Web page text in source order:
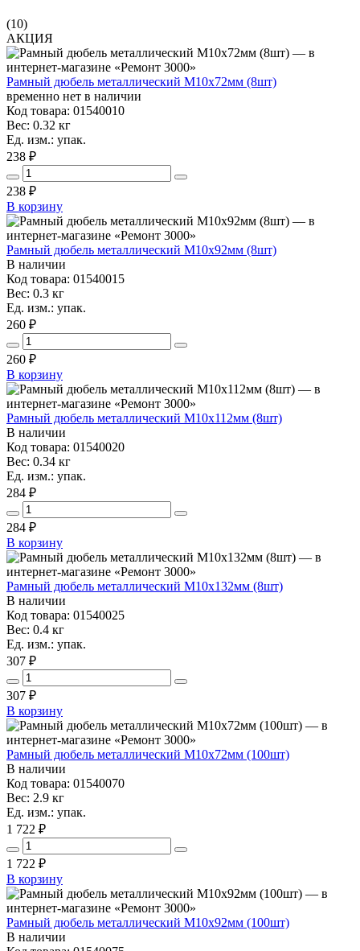
(10)
АКЦИЯ
Рамный дюбель металлический М10х72мм (8шт)
временно нет в наличии
Код товара: 01540010
Вес: 0.32 кг
Ед. изм.: упак.
238 ₽
238 ₽
В корзину
Рамный дюбель металлический М10х92мм (8шт)
В наличии
Код товара: 01540015
Вес: 0.3 кг
Ед. изм.: упак.
260 ₽
260 ₽
В корзину
Рамный дюбель металлический М10х112мм (8шт)
В наличии
Код товара: 01540020
Вес: 0.34 кг
Ед. изм.: упак.
284 ₽
284 ₽
В корзину
Рамный дюбель металлический М10х132мм (8шт)
В наличии
Код товара: 01540025
Вес: 0.4 кг
Ед. изм.: упак.
307 ₽
307 ₽
В корзину
Рамный дюбель металлический М10х72мм (100шт)
В наличии
Код товара: 01540070
Вес: 2.9 кг
Ед. изм.: упак.
1 722 ₽
1 722 ₽
В корзину
Рамный дюбель металлический М10х92мм (100шт)
В наличии